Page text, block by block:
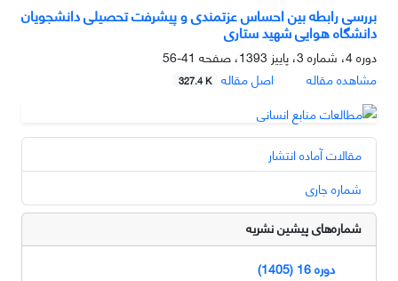
بررسی رابطه بین احساس عزت‏مندی و پیشرفت تحصیلی دانشجویان
دانشگاه هوایی شهید ستاری
دوره 4، شماره 3، پاییز 1393، صفحه
41-56
مشاهده مقاله
اصل مقاله 327.4 K
مقالات آماده انتشار
شماره جاری
شماره‌های پیشین نشریه
دوره 16 (1405)